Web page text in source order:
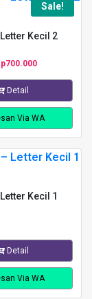
Sale!
Kecil 2
700.000
Detail
Via WA
Kecil 1
Detail
Via WA